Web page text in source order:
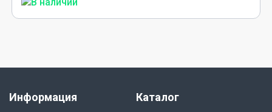
Информация Каталог